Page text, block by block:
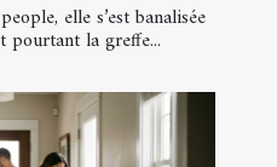
elle s’est banalisée
pourtant la greffe...